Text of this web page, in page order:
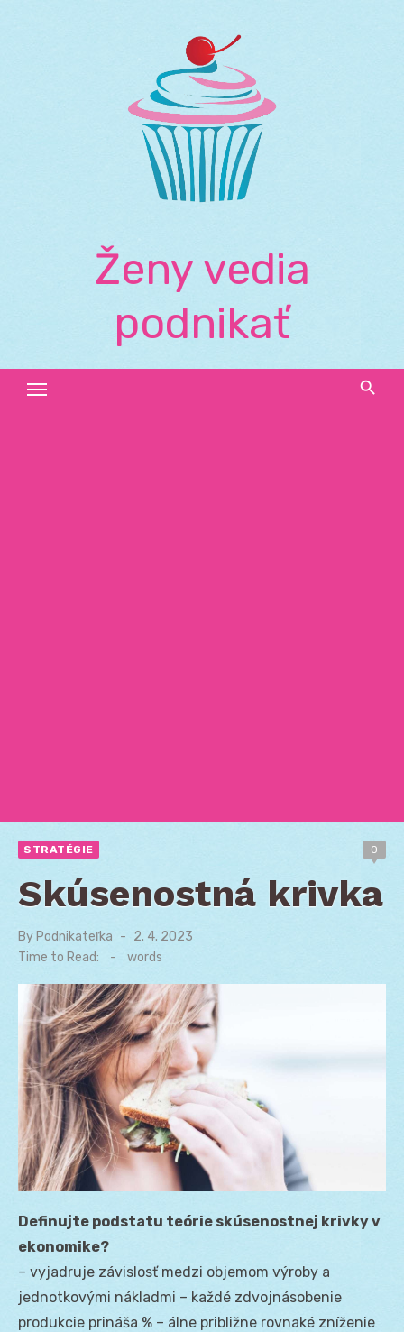
Ženy vedia
podnikať
STRATÉGIE 0
Skúsenostná krivka
By Podnikateľka
Posted
on
2. 4. 2023
Time to Read:
- words
Definujte podstatu teórie skúsenostnej krivky v
ekonomike?
– vyjadruje závislosť medzi objemom výroby a
jednotkovými nákladmi – každé zdvojnásobenie
produkcie prináša % – álne približne rovnaké zníženie